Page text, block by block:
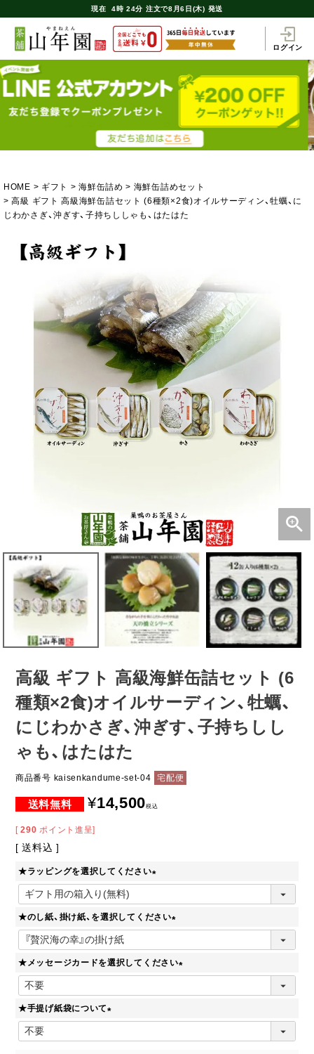
現在 4時 24分 注文で8月6日(木) 発送
ログイン
HOME ギフト 海鮮缶詰め
海鮮缶詰めセット
高級 ギフト 高級海鮮缶詰セット (6種類×2食)オイルサーディン、牡蠣、に
じわかさぎ、沖ぎす、子持ちししゃも、はたはた
高級 ギフト 高級海鮮缶詰セット (6
種類×2食)オイルサーディン、牡蠣、
にじわかさぎ、沖ぎす、子持ちしし
ゃも、はたはた
商品番号 kaisenkandume-set-04 宅配便
¥14,500税込
[ 290 ポイント進呈]
送料込
★ラッピングを選択してください
必
須
)
★のし紙、掛け紙、を選択してください
必
須
)
★メッセージカードを選択してください
必
)
★手提げ紙袋について
必